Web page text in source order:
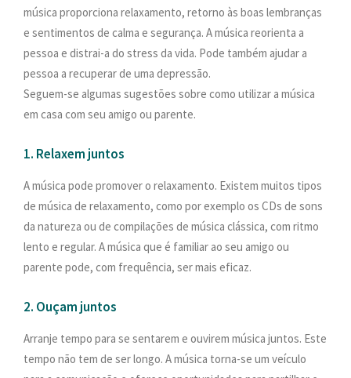
música proporciona relaxamento, retorno às boas lembranças
e sentimentos de calma e segurança. A música reorienta a
pessoa e distrai-a do stress da vida. Pode também ajudar a
pessoa a recuperar de uma depressão.
Seguem-se algumas sugestões sobre como utilizar a música
em casa com seu amigo ou parente.
1. Relaxem juntos
A música pode promover o relaxamento. Existem muitos tipos
de música de relaxamento, como por exemplo os CDs de sons
da natureza ou de compilações de música clássica, com ritmo
lento e regular. A música que é familiar ao seu amigo ou
parente pode, com frequência, ser mais eficaz.
2. Ouçam juntos
Arranje tempo para se sentarem e ouvirem música juntos. Este
tempo não tem de ser longo. A música torna-se um veículo